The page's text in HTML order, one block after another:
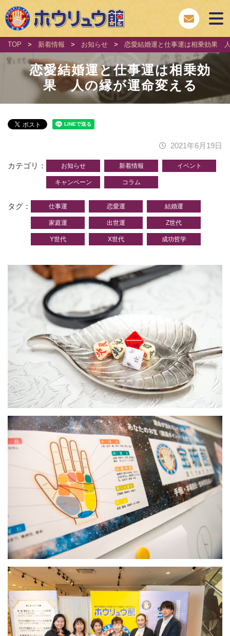
TOP > 新着情報 > お知らせ > 恋愛結婚運と仕事運は相乗効果
恋愛結婚運と仕事運は相乗効
果 人の縁が運命変える
2021年6月19日
カテゴリ お知らせ 新着情報 イベント
キャンペーン コラム
タグ 仕事運 恋愛運 結婚運
家庭運 出世運 Z世代
Y世代 X世代 成功哲学